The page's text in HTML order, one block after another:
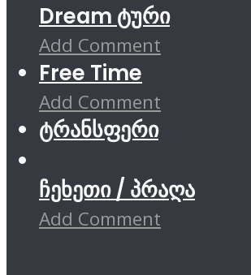
Dream ტური
Add Comment
Free Time
Add Comment
ტრანსფერი
ჩეხეთი / პრაღა
Add Comment